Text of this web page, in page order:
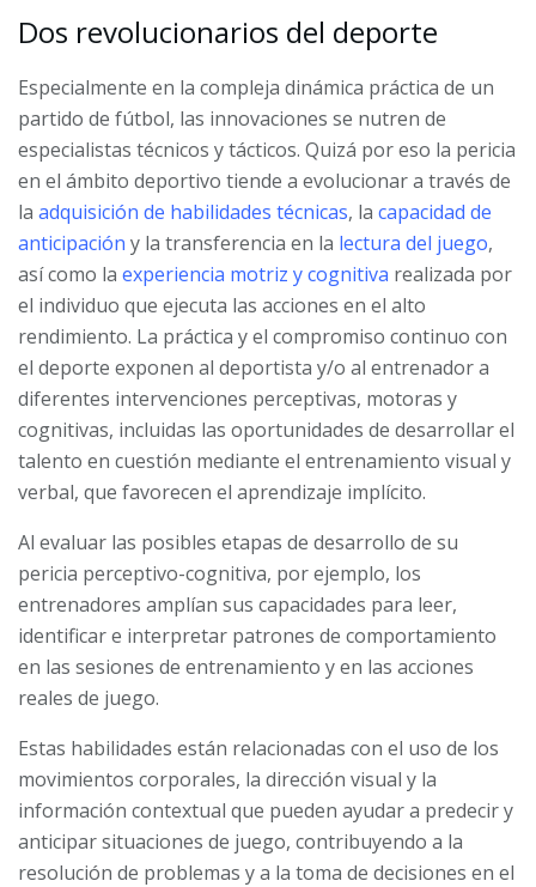
Dos revolucionarios del deporte
Especialmente en la compleja dinámica práctica de un
partido de fútbol, las innovaciones se nutren de
especialistas técnicos y tácticos. Quizá por eso la pericia
en el ámbito deportivo tiende a evolucionar a través de
la adquisición de habilidades técnicas, la capacidad de
anticipación y la transferencia en la lectura del juego,
así como la experiencia motriz y cognitiva realizada por
el individuo que ejecuta las acciones en el alto
rendimiento. La práctica y el compromiso continuo con
el deporte exponen al deportista y/o al entrenador a
diferentes intervenciones perceptivas, motoras y
cognitivas, incluidas las oportunidades de desarrollar el
talento en cuestión mediante el entrenamiento visual y
verbal, que favorecen el aprendizaje implícito.
Al evaluar las posibles etapas de desarrollo de su
pericia perceptivo-cognitiva, por ejemplo, los
entrenadores amplían sus capacidades para leer,
identificar e interpretar patrones de comportamiento
en las sesiones de entrenamiento y en las acciones
reales de juego.
Estas habilidades están relacionadas con el uso de los
movimientos corporales, la dirección visual y la
información contextual que pueden ayudar a predecir y
anticipar situaciones de juego, contribuyendo a la
resolución de problemas y a la toma de decisiones en el